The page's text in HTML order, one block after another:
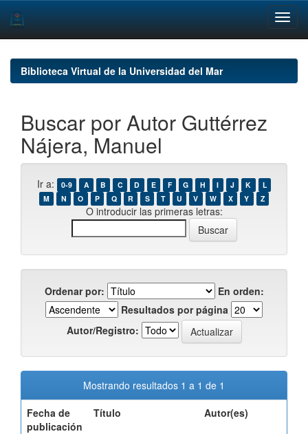
navigationBiblioteca Virtual de la Universidad del Mar
Buscar por Autor Guttérrez
Nájera, Manuel
Ir a: 0-9 A B C D E F G H I J K
L
M
N O P Q R S T U V W X Y Z
O introducir las primeras letras:
Ordenar por:
En orden:
Resultados por página
Autor/Registro:
Mostrando resultados 1 a 1 de 1
Fecha de
publicación
Título Autor(es)